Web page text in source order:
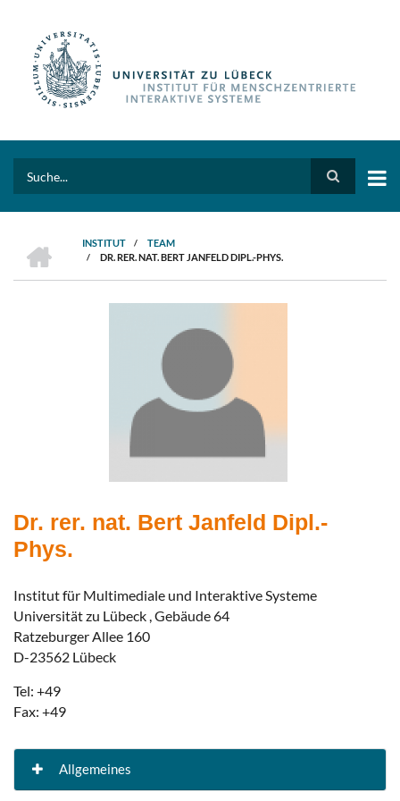
PFADNAVIGATION
INSTITUT / TEAM
/ DR. RER. NAT. BERT JANFELD DIPL.-PHYS.
Dr. rer. nat. Bert Janfeld Dipl.-
Phys.
Institut für Multimediale und Interaktive Systeme
Universität zu Lübeck , Gebäude 64
Ratzeburger Allee 160
D-23562 Lübeck
Tel: +49
Fax: +49
Allgemeines